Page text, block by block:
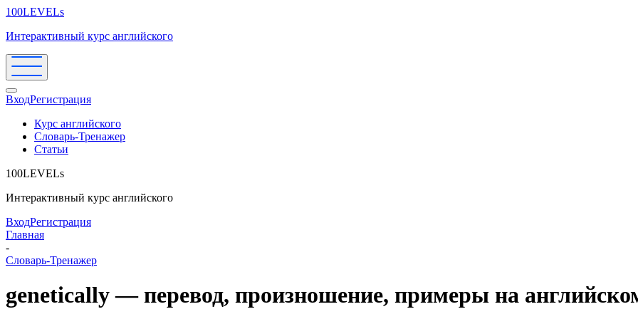
100LEVELs
Интерактивный курс английского
ВходРегистрация
Курс английского
Словарь-Тренажер
Статьи
100LEVELs
Интерактивный курс английского
ВходРегистрация
Главная
-
Словарь-Тренажер
genetically — перевод, произношение, примеры на